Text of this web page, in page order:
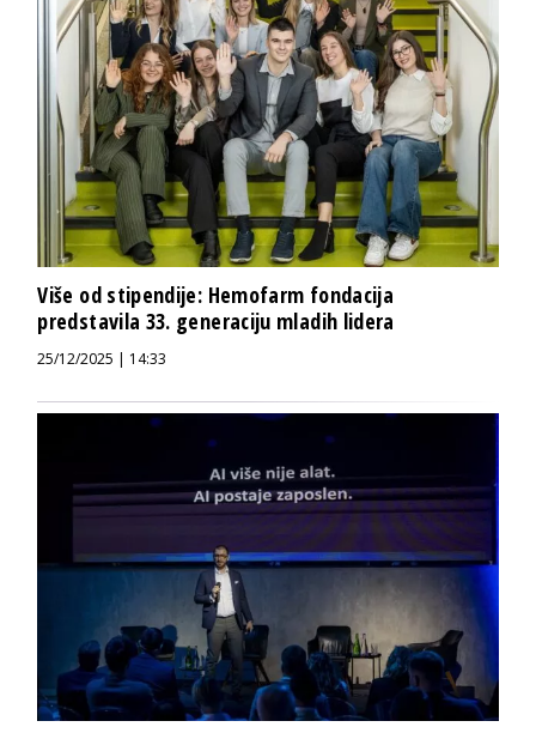
Više od stipendije: Hemofarm fondacija
predstavila 33. generaciju mladih lidera
25/12/2025 | 14:33